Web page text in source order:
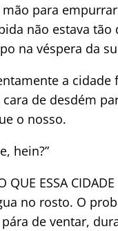
para
não estava
na véspera da
a
de desdém
o nosso.
hein?”
ESSA
no rosto. O
de ventar,